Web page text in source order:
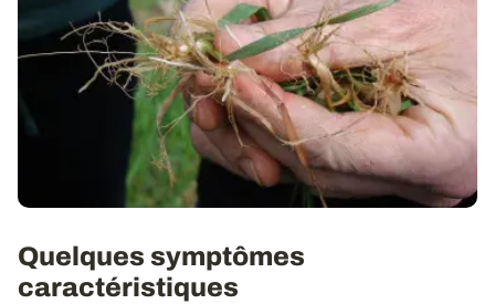
Quelques symptômes
caractéristiques